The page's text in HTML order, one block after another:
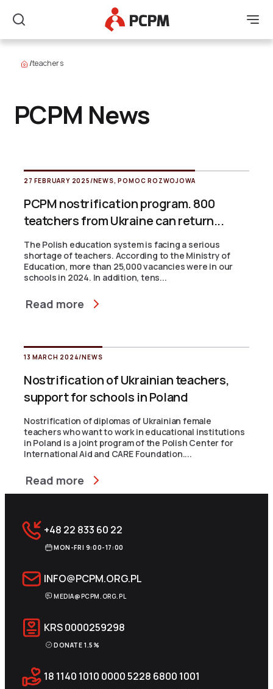
Search
Main Logo
/teachers
PCPM News
27 FEBRUARY 2025 /NEWS,POMOC ROZWOJOWA
PCPM nostrification program. 800
teatchers from Ukraine can return...
The Polish education system is facing a serious
shortage of teachers. According to the Ministry of
Education, more than 25,000 vacancies were in our
schools in 2024. In addition, tens...
Read more
13 MARCH 2024/NEWS
Nostrification of Ukrainian teachers,
support for schools in Poland
Nostrification of diplomas of Ukrainian female
teachers who want to work in educational institutions
in Poland is a joint program of the Polish Center for
International Aid and CARE Foundation....
Read more
+48 22 833 60 22
MON-FRI 9:00-17:00
INFO@PCPM.ORG.PL
MEDIA@PCPM.ORG.PL
KRS0000259298
DONATE 1.5%
18 1140 1010 0000 5228 6800 1001